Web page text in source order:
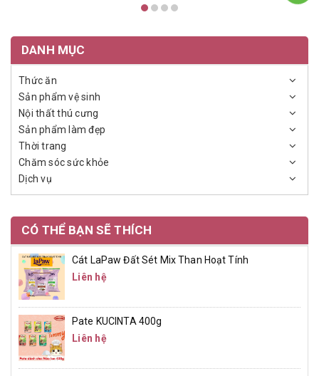
DANH MỤC
Thức ăn
Sản phẩm vệ sinh
Nội thất thú cưng
Sản phẩm làm đẹp
Thời trang
Chăm sóc sức khỏe
Dịch vụ
CÓ THỂ BẠN SẼ THÍCH
Cát LaPaw Đất Sét Mix Than Hoạt Tính
Liên hệ
Pate KUCINTA 400g
Liên hệ